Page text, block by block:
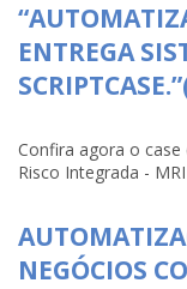
ENTREGA
Confira agora o
Risco Integrada -
NEGÓCIOS